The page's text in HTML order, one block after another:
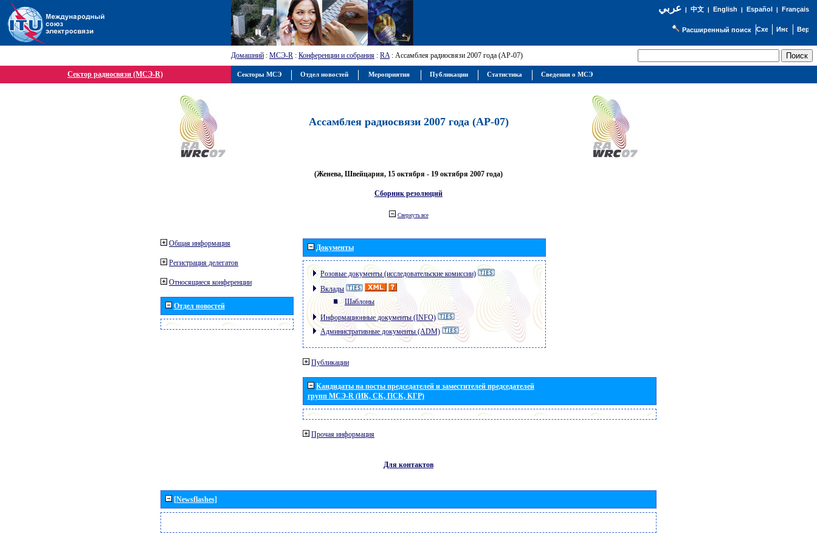
عربي| 中文| English | Español | Français
Расширенный поиск
Домашний : МСЭ-R : Конференции и собрания : RA: Ассамблея радиосвязи 2007 года (АР-07)
Сектор радиосвязи (МСЭ-R)
Ассамблея радиосвязи 2007 года (АР-07)
(Женева, Швейцария, 15 октября - 19 октября 2007 года)
Сборник резолюций
Свернуть все
Общая информация
Регистрация делегатов
Относящиеся конференции
Отдел новостей
Документы
Розовые документы (исследовательские комиссии)
Вклады
Шаблоны
Информационные документы (INFO)
Административные документы (ADM)
Публикации
Кандидаты на посты председателей и заместителей председателей
групп МСЭ-R (ИК, СК, ПСК, КГР)
Прочая информация
Для контактов
[Newsflashes]
Секторы МСЭ Отдел новостей Мероприятия Публикации Статистика Сведения о МСЭ